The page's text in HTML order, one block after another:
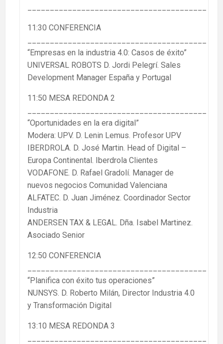
11:30 CONFERENCIA
“Empresas en la industria 4.0: Casos de éxito”
UNIVERSAL ROBOTS D. Jordi Pelegrí. Sales
Development Manager España y Portugal
11:50 MESA REDONDA 2
“Oportunidades en la era digital”
Modera: UPV. D. Lenin Lemus. Profesor UPV
IBERDROLA. D. José Martin. Head of Digital –
Europa Continental. Iberdrola Clientes
VODAFONE. D. Rafael Gradolí. Manager de
nuevos negocios Comunidad Valenciana
ALFATEC. D. Juan Jiménez. Coordinador Sector
Industria
ANDERSEN TAX & LEGAL. Dña. Isabel Martinez.
Asociado Senior
12:50 CONFERENCIA
“Planifica con éxito tus operaciones”
NUNSYS. D. Roberto Milán, Director Industria 4.0
y Transformación Digital
13:10 MESA REDONDA 3